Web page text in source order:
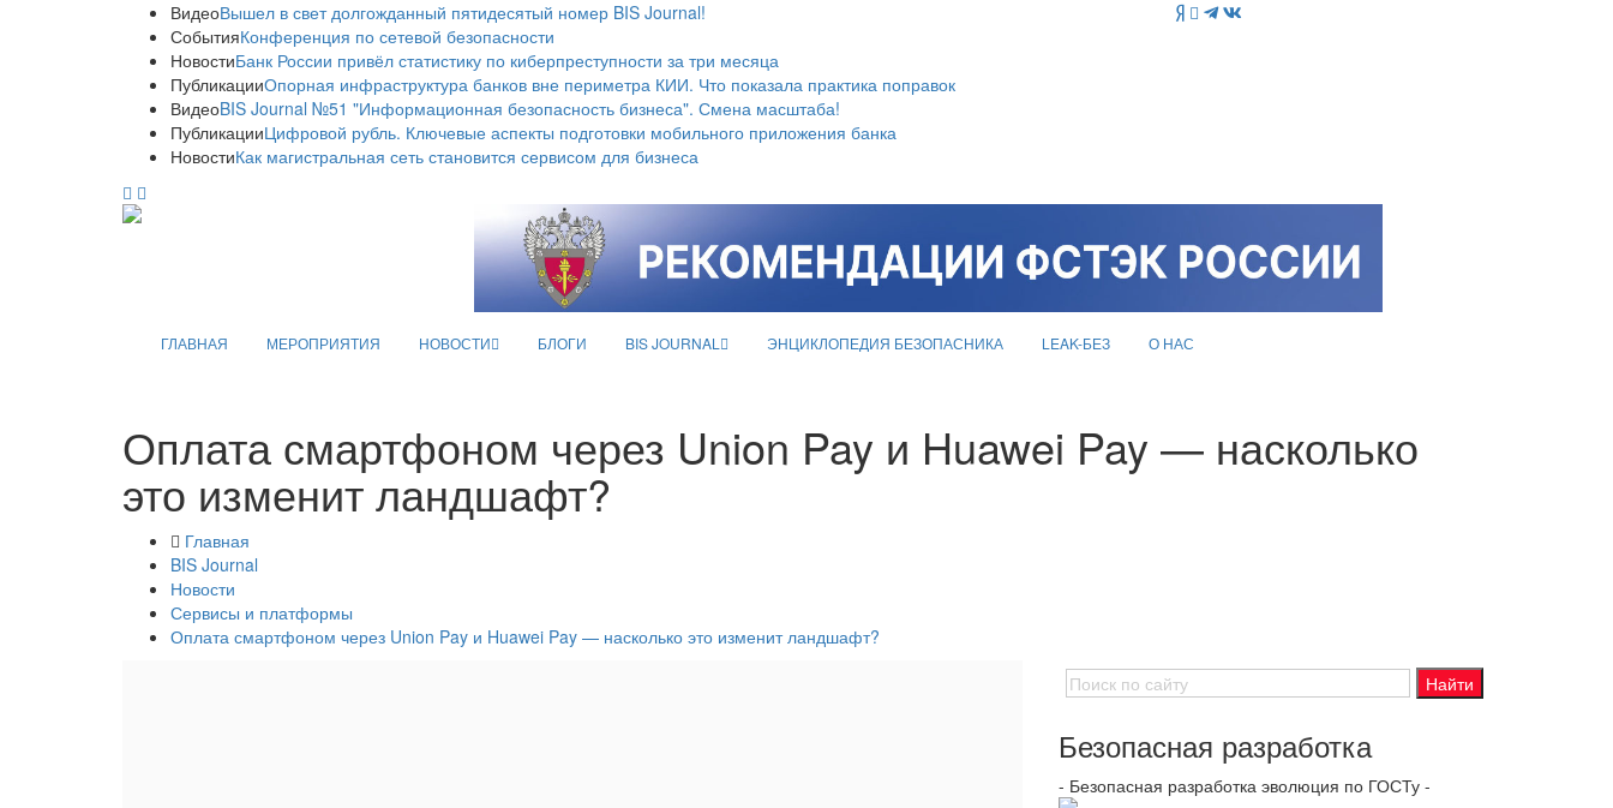
ВидеоВышел в свет долгожданный пятидесятый номер BIS Journal!
СобытияКонференция по сетевой безопасности
НовостиБанк России привёл статистику по киберпреступности за три месяца
ПубликацииОпорная инфраструктура банков вне периметра КИИ. Что показала практика поправок
ВидеоBIS Journal №51 "Информационная безопасность бизнеса". Смена масштаба!
ПубликацииЦифровой рубль. Ключевые аспекты подготовки мобильного приложения банка
НовостиКак магистральная сеть становится сервисом для бизнеса
ГЛАВНАЯ МЕРОПРИЯТИЯ НОВОСТИ БЛОГИ BIS JOURNAL ЭНЦИКЛОПЕДИЯ БЕЗОПАСНИКА LEAK-БЕЗ О НАС
Оплата смартфоном через Union Pay и Huawei Pay — насколько
это изменит ландшафт?
Главная
BIS Journal
Новости
Сервисы и платформы
Оплата смартфоном через Union Pay и Huawei Pay — насколько это изменит ландшафт?
Безопасная разработка
- Безопасная разработка эволюция по ГОСТу -